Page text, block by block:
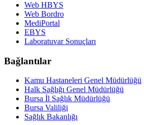
Web HBYS
Web Bordro
MediPortal
EBYS
Laboratuvar Sonuçları
Bağlantılar
Kamu Hastaneleri Genel Müdürlüğü
Halk Sağlığı Genel Müdürlüğü
Bursa İl Sağlık Müdürlüğü
Bursa Valiliği
Sağlık Bakanlığı